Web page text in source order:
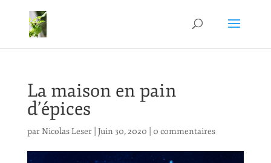
La maison en pain
d’épices
parNicolas Leser| Juin 30, 2020 0 commentaires